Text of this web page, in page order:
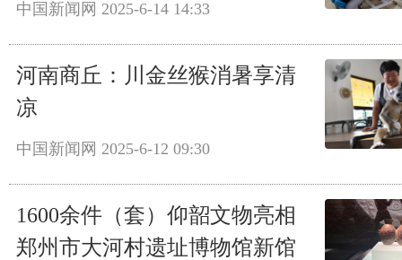
中国新闻网 2025-6-14 14:33
河南商丘：川金丝猴消暑享清
凉
中国新闻网 2025-6-12 09:30
1600余件（套）仰韶文物亮相
郑州市大河村遗址博物馆新馆